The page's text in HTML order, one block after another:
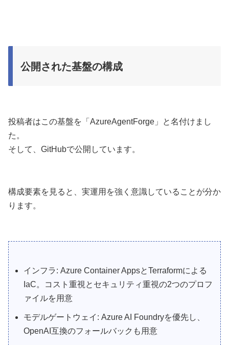
公開された基盤の構成
投稿者はこの基盤を「AzureAgentForge」と名付けまし
た。
そして、GitHubで公開しています。
構成要素を見ると、実運用を強く意識していることが分か
ります。
インフラ: Azure Container AppsとTerraformによる
IaC。コスト重視とセキュリティ重視の2つのプロフ
ァイルを用意
モデルゲートウェイ: Azure AI Foundryを優先し、
OpenAI互換のフォールバックも用意